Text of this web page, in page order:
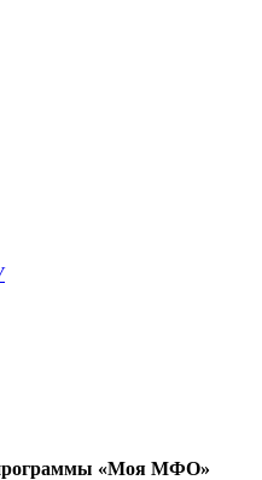
программы «Моя МФО»